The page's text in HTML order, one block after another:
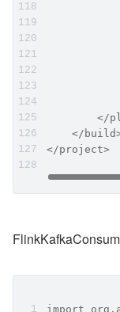
</
</
</project>
import